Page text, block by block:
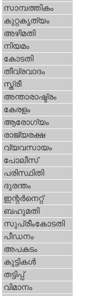
സാമ്പത്തികം
കുറ്റകൃത്യം
അഴിമതി
നിയമം
കോടതി
തീവ്രവാദം
സ്ത്രീ
അന്താരാഷ്ട്രം
കേരളം
ആരോഗ്യം
രാജ്യരക്ഷ
വ്യവസായം
പോലീസ്‌
പരിസ്ഥിതി
ദുരന്തം
ഇന്റര്‍നെറ്റ്‌
ബഹുമതി
സുപ്രീംകോടതി
പീഡനം
അപകടം
കുട്ടികള്‍
തട്ടിപ്പ്‌
വിമാനം